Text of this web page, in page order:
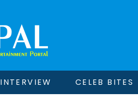
INTERVIEW CELEB BITES